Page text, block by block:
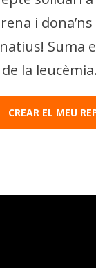
i
Suma
la leucèmia.
CREAR EL MEU